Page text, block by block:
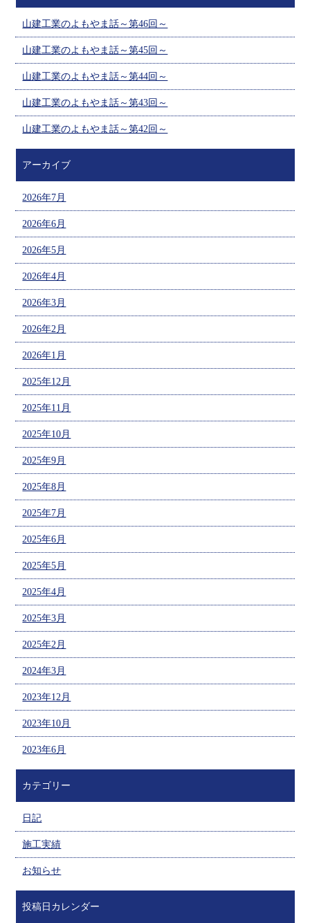
山建工業のよもやま話～第46回～
山建工業のよもやま話～第45回～
山建工業のよもやま話～第44回～
山建工業のよもやま話～第43回～
山建工業のよもやま話～第42回～
アーカイブ
2026年7月
2026年6月
2026年5月
2026年4月
2026年3月
2026年2月
2026年1月
2025年12月
2025年11月
2025年10月
2025年9月
2025年8月
2025年7月
2025年6月
2025年5月
2025年4月
2025年3月
2025年2月
2024年3月
2023年12月
2023年10月
2023年6月
カテゴリー
日記
施工実績
お知らせ
投稿日カレンダー